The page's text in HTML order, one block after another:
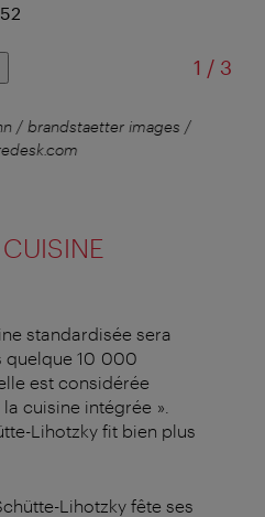
1 /sur
3
/ brandstaetter images /
standardisée sera
quelque 10 000
est considérée
cuisine intégrée ».
Lihotzky fit bien plus
Lihotzky fête ses